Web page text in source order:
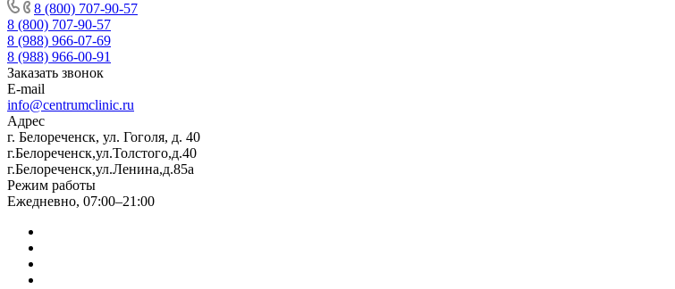
8 (800) 707-90-57
8 (800) 707-90-57
8 (988) 966-07-69
8 (988) 966-00-91
Заказать звонок
E-mail
info@centrumclinic.ru
Адрес
г. Белореченск, ул. Гоголя, д. 40
г.Белореченск,ул.Толстого,д.40
г.Белореченск,ул.Ленина,д.85а
Режим работы
Ежедневно, 07:00–21:00